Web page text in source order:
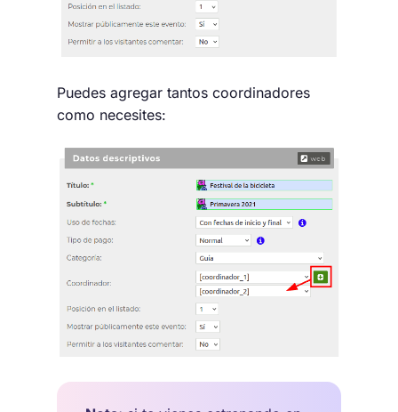
Puedes agregar tantos coordinadores
como necesites: